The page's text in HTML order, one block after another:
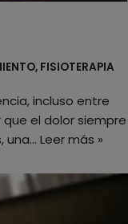
, FISIOTERAPIA
incluso entre
el dolor siempre
una… Leer más »